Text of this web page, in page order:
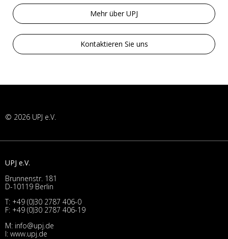
Mehr über UPJ
Kontaktieren Sie uns
© 2026 UPJ e.V.
UPJ e.V.
Brunnenstr. 181
D-10119 Berlin
T: +49 (0)30 2787 406-0
F: +49 (0)30 2787 406-19
M: info@upj.de
I: www.upj.de